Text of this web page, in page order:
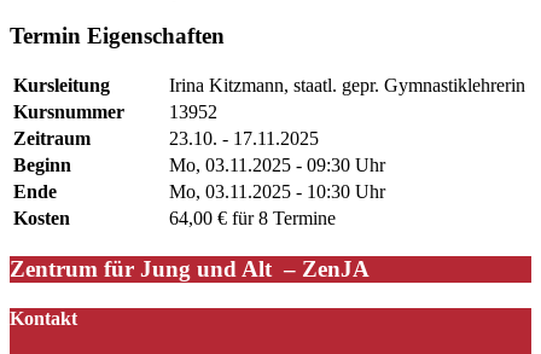
Termin Eigenschaften
Kursleitung
Irina Kitzmann, staatl. gepr. Gymnastiklehrerin
Kursnummer
13952
Zeitraum
23.10. - 17.11.2025
Beginn
Mo, 03.11.2025 - 09:30 Uhr
Ende
Mo, 03.11.2025 - 10:30 Uhr
Kosten
64,00 € für 8 Termine
Zentrum für Jung und Alt – ZenJA
Kontakt